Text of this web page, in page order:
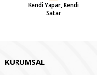
Kendi Yapar, Kendi
Satar
KURUMSAL